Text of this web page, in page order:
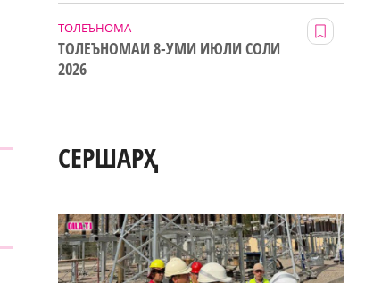
ТОЛЕЪНОМА
ТОЛЕЪНОМАИ 8-УМИ ИЮЛИ СОЛИ
2026
СЕРШАРҲ